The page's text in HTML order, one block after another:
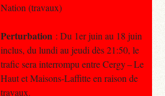
Nation (travaux)
Perturbation : Du 1er juin au 18 juin
inclus, du lundi au jeudi dès 21:50, le
trafic sera interrompu entre Cergy – Le
Haut et Maisons-Laffitte en raison de
travaux.